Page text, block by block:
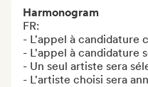
Harmonogram
FR:
- L'appel à candidature
- L'appel à candidature
- Un seul artiste sera
- L'artiste choisi sera